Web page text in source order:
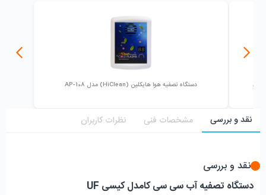
دستگاه تصفیه هوا هایکلین (HiClean) مدل AP-108
نقد و بررسی مشخصات فنی نظرات کاربران
نقد و بررسی
دستگاه تصفیه آب سی سی کامدل کیسی UF